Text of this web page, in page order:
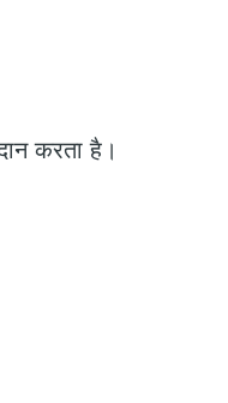
करता है।